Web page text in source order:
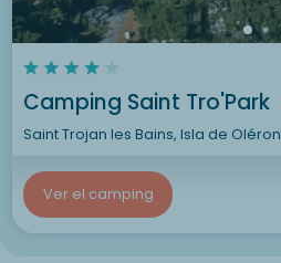
Camping Saint Tro'Park
Saint Trojan les Bains, Isla de Oléron
Ver el camping